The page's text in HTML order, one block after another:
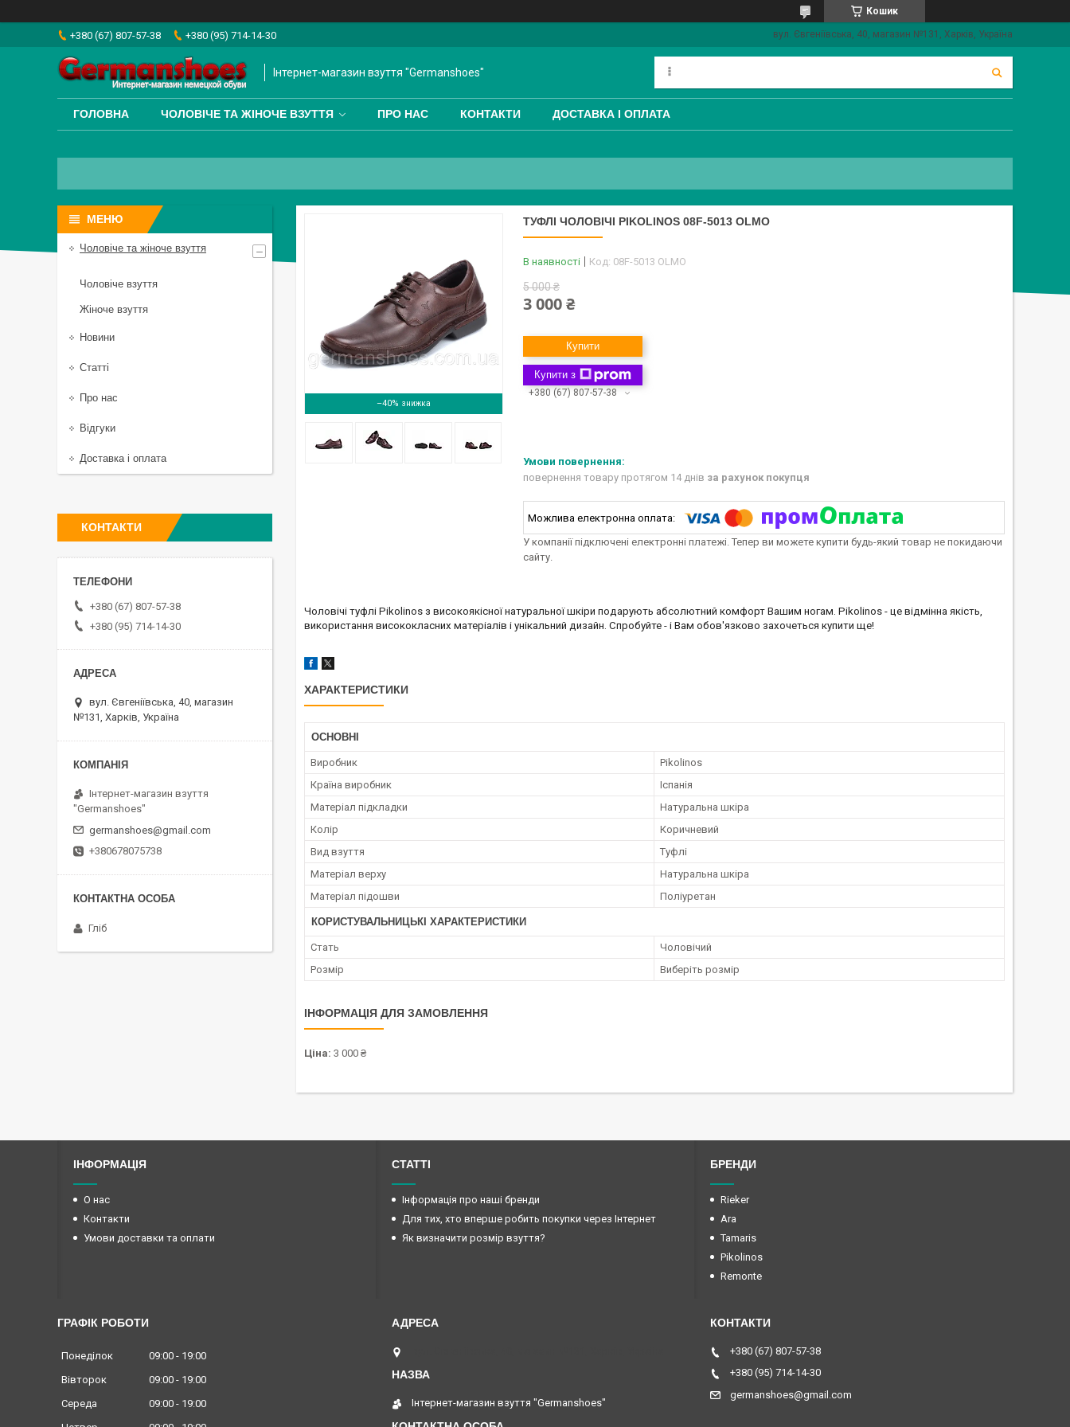
Кошик
+380 (67) 807-57-38 +380 (95) 714-14-30 вул. Євгеніївська, 40, магазин №131, Харків, Україна
Інтернет-магазин взуття "Germanshoes"
ГОЛОВНА ЧОЛОВІЧЕ ТА ЖІНОЧЕ ВЗУТТЯ ПРО НАС КОНТАКТИ ДОСТАВКА І ОПЛАТА
–40%
ТУФЛІ ЧОЛОВІЧІ PIKOLINOS 08F-5013 OLMO
В наявності Код: 08F-5013 OLMO
5 000 ₴
3 000 ₴
Купити
Купити з
+380 (67) 807-57-38
повернення товару протягом 14 днів за рахунок покупця
У компанії підключені електронні платежі. Тепер ви можете купити будь-який товар не покидаючи
сайту.
Чоловічі туфлі Pikolinos з високоякісної натуральної шкіри подарують абсолютний комфорт Вашим ногам. Pikolinos - це відмінна якість,
використання висококласних матеріалів і унікальний дизайн. Спробуйте - і Вам обов'язково захочеться купити ще!
ХАРАКТЕРИСТИКИ
ОСНОВНІ
Виробник
Pikolinos
Країна виробник
Іспанія
Матеріал підкладки
Натуральна шкіра
Колір
Коричневий
Вид взуття
Туфлі
Матеріал верху
Натуральна шкіра
Матеріал підошви
Поліуретан
КОРИСТУВАЛЬНИЦЬКІ ХАРАКТЕРИСТИКИ
Стать
Чоловічий
Розмір
Виберіть розмір
ІНФОРМАЦІЯ ДЛЯ ЗАМОВЛЕННЯ
Ціна: 3 000 ₴
Чоловіче та жіноче взуття
Чоловіче взуття
Жіноче взуття
Новини
Статті
Про нас
Відгуки
Доставка і оплата
КОНТАКТИ
+380 (67) 807-57-38
+380 (95) 714-14-30
вул. Євгеніївська, 40, магазин
№131, Харків, Україна
Інтернет-магазин взуття
"Germanshoes"
germanshoes@gmail.com
+380678075738
Гліб
ІНФОРМАЦІЯ
О нас
Контакти
Умови доставки та оплати
СТАТТІ
Інформація про наші бренди
Для тих, хто вперше робить покупки через Інтернет
Як визначити розмір взуття?
БРЕНДИ
Rieker
Ara
Tamaris
Pikolinos
Remonte
ГРАФІК РОБОТИ
Понеділок 09:00
19:00
Вівторок
09:00
19:00
Середа
09:00
19:00
Інтернет-магазин взуття "Germanshoes"
+380 (67) 807-57-38
+380 (95) 714-14-30
germanshoes@gmail.com